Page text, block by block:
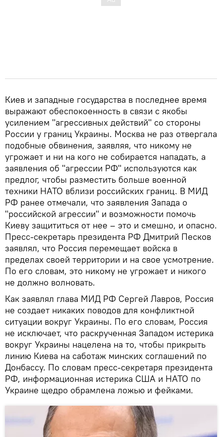
Киев и западные государства в последнее время
выражают обеспокоенность в связи с якобы
усилением "агрессивных действий" со стороны
России у границ Украины. Москва не раз отвергала
подобные обвинения, заявляя, что никому не
угрожает и ни на кого не собирается нападать, а
заявления об "агрессии РФ" используются как
предлог, чтобы разместить больше военной
техники НАТО вблизи российских границ. В МИД
РФ ранее отмечали, что заявления Запада о
"российской агрессии" и возможности помочь
Киеву защититься от нее – это и смешно, и опасно.
Пресс-секретарь президента РФ Дмитрий Песков
заявлял, что Россия перемещает войска в
пределах своей территории и на свое усмотрение.
По его словам, это никому не угрожает и никого
не должно волновать.
Как заявлял глава МИД РФ Сергей Лавров, Россия
не создает никаких поводов для конфликтной
ситуации вокруг Украины. По его словам, Россия
не исключает, что раскрученная Западом истерика
вокруг Украины нацелена на то, чтобы прикрыть
линию Киева на саботаж минских соглашений по
Донбассу. По словам пресс-секретаря президента
РФ, информационная истерика США и НАТО по
Украине щедро обрамлена ложью и фейками.